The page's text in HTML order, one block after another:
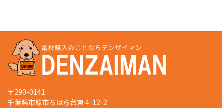
〒290-0141
千葉県市原市ちはら台東 4-12-2